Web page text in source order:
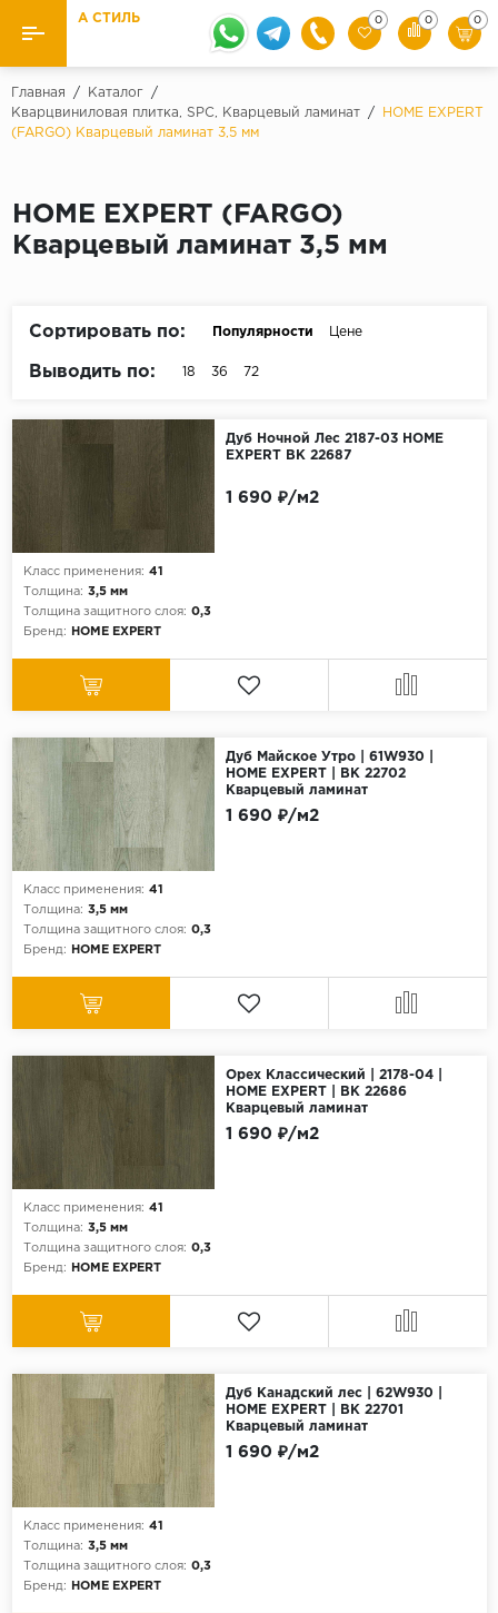
Назад
Ламинат
Pergo
Страна
Германия
Франция
Ковролин и ковровая плитка
Линолеум
Подложка под паркет и ламинат
А СТИЛЬ 0 0 0
Главная / Каталог
/
Кварцвиниловая плитка, SPC, Кварцевый ламинат
/
HOME EXPERT
(FARGO) Кварцевый ламинат 3,5 мм
HOME EXPERT (FARGO)
Кварцевый ламинат 3,5 мм
Сортировать по: Популярности Цене
Выводить по: 18 36 72
Дуб Ночной Лес 2187-03 HOME
EXPERT ВК 22687
Класс применения: 41
Толщина: 3,5 мм
Толщина защитного слоя: 0,3
Бренд:
HOME EXPERT
1 690 ₽/м2
Дуб Майское Утро | 61W930 |
HOME EXPERT | ВК 22702
Кварцевый ламинат
Класс применения: 41
Толщина: 3,5 мм
Толщина защитного слоя: 0,3
Бренд:
HOME EXPERT
1 690 ₽/м2
Орех Классический | 2178-04 |
HOME EXPERT | ВК 22686
Кварцевый ламинат
Класс применения: 41
Толщина: 3,5 мм
Толщина защитного слоя: 0,3
Бренд:
HOME EXPERT
1 690 ₽/м2
Дуб Канадский лес | 62W930 |
HOME EXPERT | ВК 22701
Кварцевый ламинат
Класс применения: 41
Толщина: 3,5 мм
Толщина защитного слоя: 0,3
Бренд:
HOME EXPERT
1 690 ₽/м2